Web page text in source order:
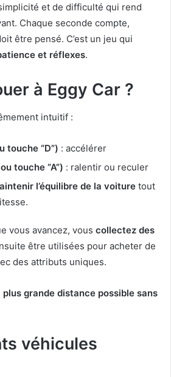
et de difficulté qui rend
Chaque seconde compte,
être pensé. C’est un jeu qui
et réflexes.
à Eggy Car ?
intuitif :
touche “D”) : accélérer
touche “A”) : ralentir ou reculer
l’équilibre de la voiture tout
vous avancez, vous collectez des
être utilisées pour acheter de
des attributs uniques.
grande distance possible sans
véhicules